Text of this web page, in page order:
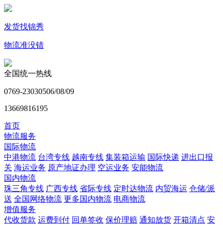
发货找锦秀
物流准没错
全国统一热线
0769-23030506/08/09
13669816195
首页
物流服务
国际物流
中港物流 台湾专线 越南专线 集装箱运输 国际快递 进出口报
关 海运业务 原产地证办理 空运业务 安能物流
国内物流
珠三角专线 广西专线 省际专线 定时达物流 内贸海运 仓储/派
送 全国网络物流 更多国内物流 电商物流
增值服务
代收货款 运费到付 回单签收 保价理赔 通知放货 开箱清点 安